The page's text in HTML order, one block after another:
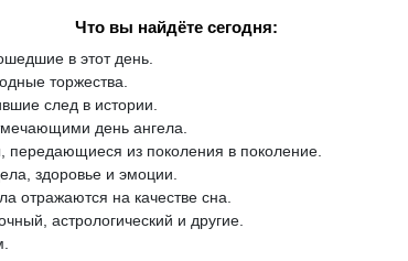
Что вы найдёте сегодня:
в этот день.
торжества.
след в истории.
день ангела.
из поколения в поколение.
здоровье и эмоции.
отражаются на качестве сна.
астрологический и другие.